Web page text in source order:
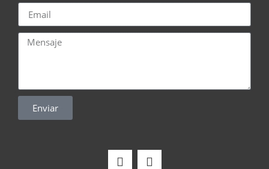
Enviar